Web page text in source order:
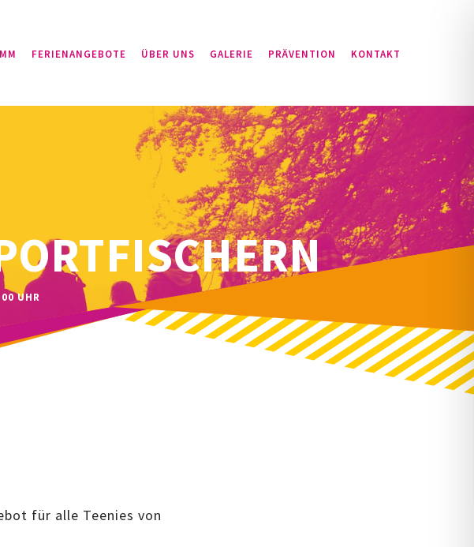
FERIENANGEBOTE ÜBER UNS GALERIE PRÄVENTION KONTAKT
UHR
für alle Teenies von